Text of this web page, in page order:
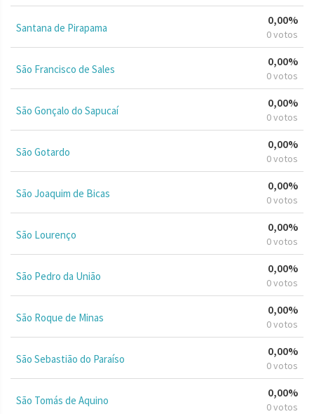
Santana de Pirapama
0,00%
0 votos
São Francisco de Sales
0,00%
0 votos
São Gonçalo do Sapucaí
0,00%
0 votos
São Gotardo
0,00%
0 votos
São Joaquim de Bicas
0,00%
0 votos
São Lourenço
0,00%
0 votos
São Pedro da União
0,00%
0 votos
São Roque de Minas
0,00%
0 votos
São Sebastião do Paraíso
0,00%
0 votos
São Tomás de Aquino
0,00%
0 votos